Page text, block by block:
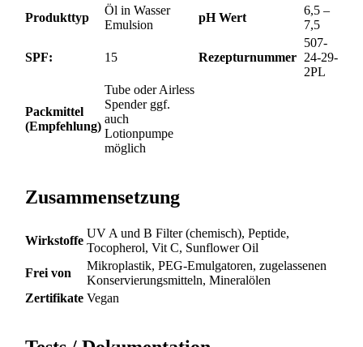
Produkttyp
Öl in Wasser
Emulsion
pH Wert
6,5 –
7,5
SPF: 15 Rezepturnummer
507-
24-29-
2PL
Packmittel
(Empfehlung)
Tube oder Airless
Spender ggf.
auch
Lotionpumpe
möglich
Zusammensetzung
Wirkstoffe
UV A und B Filter (chemisch), Peptide,
Tocopherol, Vit C, Sunflower Oil
Frei von
Mikroplastik, PEG-Emulgatoren, zugelassenen
Konservierungsmitteln, Mineralölen
Zertifikate Vegan